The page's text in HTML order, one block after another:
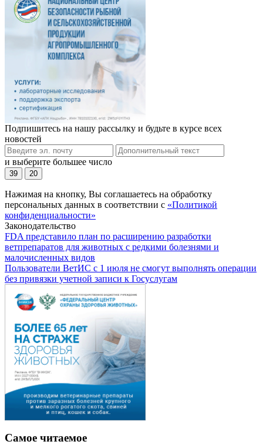
Подпишитесь на нашу рассылку и будьте в курсе всех
новостей
и выберите большее число
39 20
Нажимая на кнопку, Вы соглашаетесь на обработку
персональных данных в соответствии с «Политикой
конфиденциальности»
Законодательство
FDA представило план по расширению разработки
ветпрепаратов для животных с редкими болезнями и
малочисленных видов
Пользователи ВетИС с 1 июля не смогут выполнять операции
без привязки учетной записи к Госуслугам
Самое читаемое